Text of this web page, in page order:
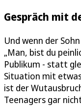
Gespräch mit
Und wenn der
„Man, bist du
Publikum - statt
Situation mit
ist der
Teenagers gar